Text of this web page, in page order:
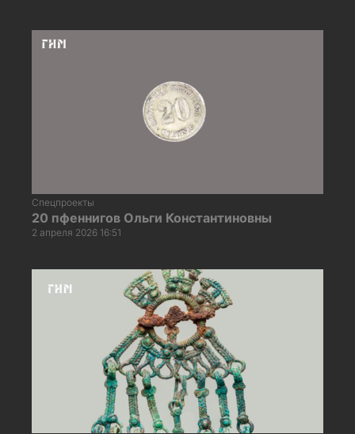
Спецпроекты
20 пфеннигов Ольги Константиновны
2 апреля 2026 16:51